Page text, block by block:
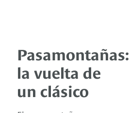
Pasamontañas:
la vuelta de
un clásico